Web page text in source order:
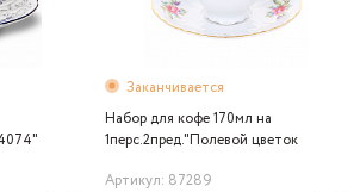
Заканчивается
Набор для кофе 170мл на
1перс.2пред."Полевой цветок
Артикул: 87289